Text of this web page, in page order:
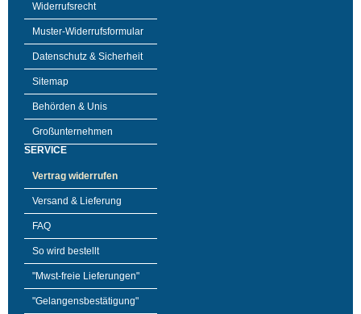
Widerrufsrecht
Muster-Widerrufsformular
Datenschutz & Sicherheit
Sitemap
Behörden & Unis
Großunternehmen
SERVICE
Vertrag widerrufen
Versand & Lieferung
FAQ
So wird bestellt
"Mwst-freie Lieferungen"
"Gelangensbestätigung"